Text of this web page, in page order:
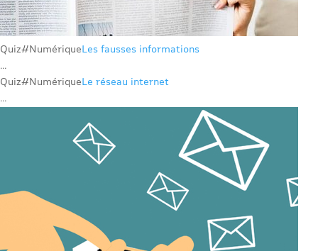
Quiz#NumériqueLes fausses informations
...
Quiz#NumériqueLe réseau internet
...